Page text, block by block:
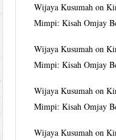
Wijaya Kusumah on
Mimpi: Kisah Omjay
Wijaya Kusumah on
Mimpi: Kisah Omjay
Wijaya Kusumah on
Mimpi: Kisah Omjay
Wijaya Kusumah on